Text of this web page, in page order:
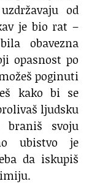
od
je bio rat –
obavezna
opasnost po
poginuti
kako bi se
ljudsku
svoju
ubistvo je
da iskupiš